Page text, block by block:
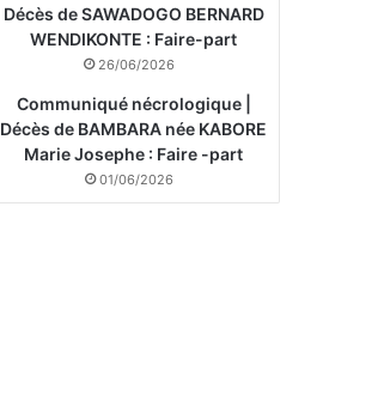
Décès de SAWADOGO BERNARD
WENDIKONTE : Faire-part
26/06/2026
Communiqué nécrologique |
Décès de BAMBARA née KABORE
Marie Josephe : Faire -part
01/06/2026